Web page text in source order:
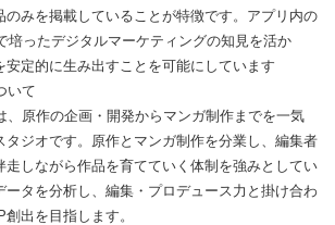
のみを掲載していることが特徴です。アプリ内の
培ったデジタルマーケティングの知見を活か
安定的に生み出すことを可能にしています
いて
、原作の企画・開発からマンガ制作までを一気
タジオです。原作とマンガ制作を分業し、編集者
走しながら作品を育てていく体制を強みとしてい
ータを分析し、編集・プロデュース力と掛け合わ
出を目指します。